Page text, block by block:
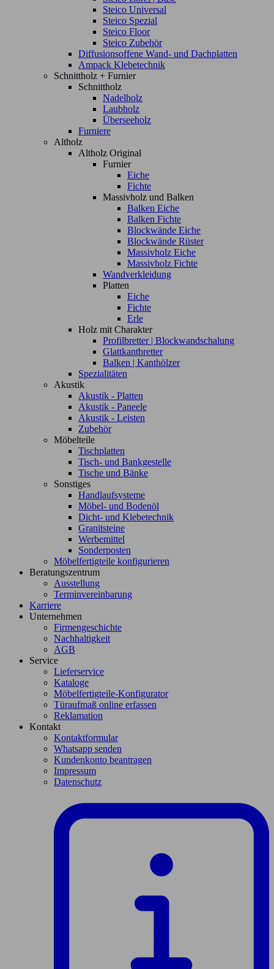
Steico Universal
Steico Spezial
Steico Floor
Steico Zubehör
Diffusionsoffene Wand- und Dachplatten
Ampack Klebetechnik
Schnittholz + Furnier
Schnittholz
Nadelholz
Laubholz
Überseeholz
Furniere
Altholz
Altholz Original
Furnier
Eiche
Fichte
Massivholz und Balken
Balken Eiche
Balken Fichte
Blockwände Eiche
Blockwände Rüster
Massivholz Eiche
Massivholz Fichte
Wandverkleidung
Platten
Eiche
Fichte
Erle
Holz mit Charakter
Profilbretter | Blockwandschalung
Glattkantbretter
Balken | Kanthölzer
Spezialitäten
Akustik
Akustik - Platten
Akustik - Paneele
Akustik - Leisten
Zubehör
Möbelteile
Tischplatten
Tisch- und Bankgestelle
Tische und Bänke
Sonstiges
Handlaufsysteme
Möbel- und Bodenöl
Dicht- und Klebetechnik
Granitsteine
Werbemittel
Sonderposten
Möbelfertigteile konfigurieren
Beratungszentrum
Ausstellung
Terminvereinbarung
Karriere
Unternehmen
Firmengeschichte
Nachhaltigkeit
AGB
Service
Lieferservice
Kataloge
Möbelfertigteile-Konfigurator
Türaufmaß online erfassen
Reklamation
Kontakt
Kontaktformular
Whatsapp senden
Kundenkonto beantragen
Impressum
Datenschutz